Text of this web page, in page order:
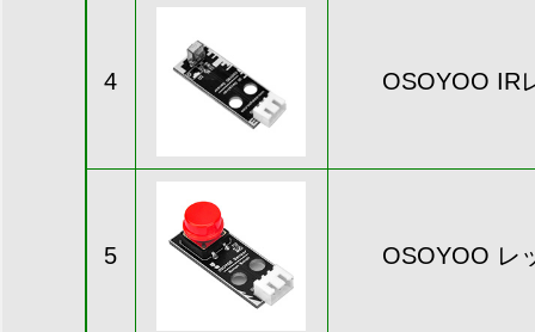
4 OSOYOO IR
5 OSOYOO レ